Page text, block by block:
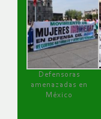
Defensoras
amenazadas en
México